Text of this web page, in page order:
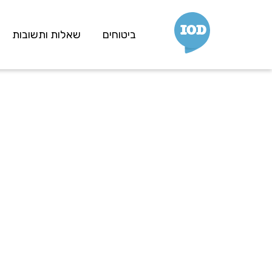
IOD ביטוחים שאלות ותשובות